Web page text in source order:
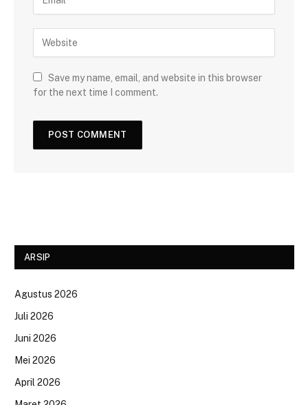
Save my name, email, and website in this browser
for the next time I comment.
ARSIP
Agustus 2026
Juli 2026
Juni 2026
Mei 2026
April 2026